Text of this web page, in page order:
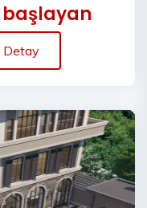
başlayan
Detay